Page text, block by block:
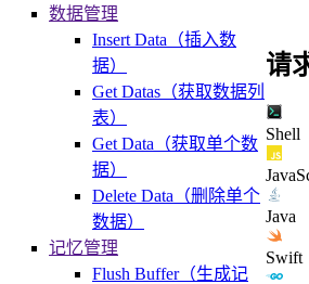
数据管理
Insert Data（插入数
据）
Get Datas（获取数据列
表）
Get Data（获取单个数
据）
Delete Data（删除单个
数据）
记忆管理
Flush Buffer（生成记
请
Shell
Java
Swift